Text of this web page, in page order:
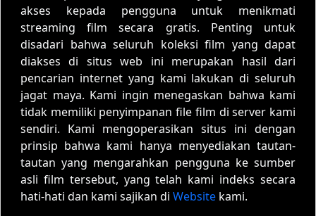
akses kepada pengguna untuk menikmati
streaming film secara gratis. Penting untuk
disadari bahwa seluruh koleksi film yang dapat
diakses di situs web ini merupakan hasil dari
pencarian internet yang kami lakukan di seluruh
jagat maya. Kami ingin menegaskan bahwa kami
tidak memiliki penyimpanan file film di server kami
sendiri. Kami mengoperasikan situs ini dengan
prinsip bahwa kami hanya menyediakan tautan-
tautan yang mengarahkan pengguna ke sumber
asli film tersebut, yang telah kami indeks secara
hati-hati dan kami sajikan di Website kami.